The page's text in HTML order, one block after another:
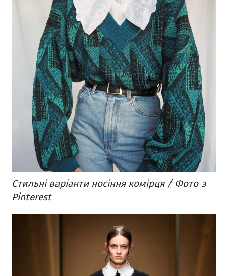
Стильні варіанти носіння комірця / Фото з
Pinterest